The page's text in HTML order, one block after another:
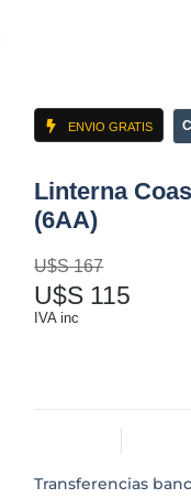
ENVIO GRATIS
Linterna
(6AA)
U$S167
U$S 115
IVA inc
Transferencias